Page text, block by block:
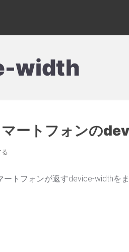
width
マートフォンの
る
ートフォンが返すdevice-widthを